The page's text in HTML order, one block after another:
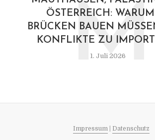
ÖSTERREICH:
BRÜCKEN BAUEN
KONFLIKTE ZU
1. Juli 2026
M
Impressum Datenschutz